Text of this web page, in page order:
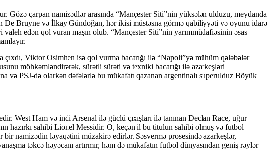
çarpan namizədlər arasında “Mançester Siti”nin yüksələn ulduzu, meydanda
Bruyne və İlkay Gündoğan, hər ikisi müstəsna görmə qabiliyyəti və oyunu idarə
valeh edən qol vuran maşın olub. “Mançester Siti”nin yarımmüdafiəsinin əsas
Viktor Osimhen isə qol vurma bacarığı ilə “Napoli”yə mühüm qələbələr
möhkəmləndirərək, sürətli sürəti və texniki bacarığı ilə azarkeşləri
PSJ-də olarkən dəfələrlə bu mükafatı qazanan argentinalı superulduz Böyük
West Ham və indi Arsenal ilə güclü çıxışları ilə tanınan Declan Race, uğur
hazırkı sahibi Lionel Messidir. O, keçən il bu titulun sahibi olmuş və futbol
namizədin ləyaqətini müzakirə edirlər. Səsvermə prosesində azarkeşlər,
təkcə həyəcanı artırmır, həm də mükafatın futbol dünyasından geniş rəylər